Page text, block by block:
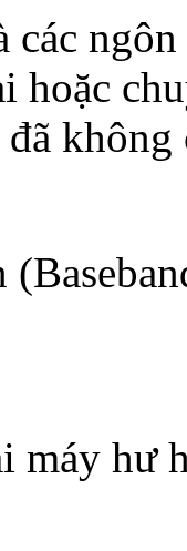
hoặc
không
máy hư